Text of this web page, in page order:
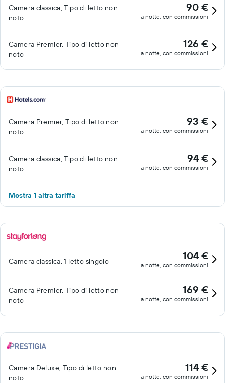
Camera classica, Tipo di letto non
noto
90 €
a notte, con commissioni
Camera Premier, Tipo di letto non
noto
126 €
a notte, con commissioni
Camera Premier, Tipo di letto non
noto
93 €
a notte, con commissioni
Camera classica, Tipo di letto non
noto
94 €
a notte, con commissioni
Mostra 1 altra tariffa
Camera classica, 1 letto singolo 104 €
a notte, con commissioni
Camera Premier, Tipo di letto non
noto
169 €
a notte, con commissioni
Camera Deluxe, Tipo di letto non
noto
114 €
a notte, con commissioni